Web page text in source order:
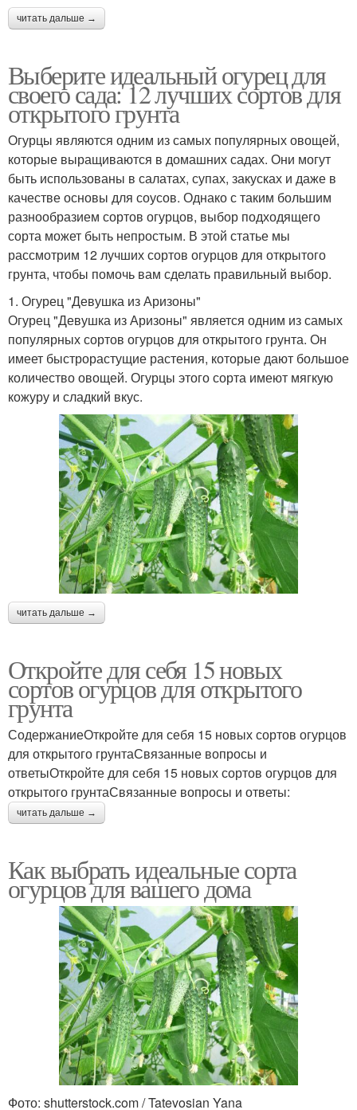
читать дальше →
Выберите идеальный огурец для
своего сада: 12 лучших сортов для
открытого грунта
Огурцы являются одним из самых популярных овощей,
которые выращиваются в домашних садах. Они могут
быть использованы в салатах, супах, закусках и даже в
качестве основы для соусов. Однако с таким большим
разнообразием сортов огурцов, выбор подходящего
сорта может быть непростым. В этой статье мы
рассмотрим 12 лучших сортов огурцов для открытого
грунта, чтобы помочь вам сделать правильный выбор.
1. Огурец "Девушка из Аризоны"
Огурец "Девушка из Аризоны" является одним из самых
популярных сортов огурцов для открытого грунта. Он
имеет быстрорастущие растения, которые дают большое
количество овощей. Огурцы этого сорта имеют мягкую
кожуру и сладкий вкус.
читать дальше →
Откройте для себя 15 новых
сортов огурцов для открытого
грунта
СодержаниеОткройте для себя 15 новых сортов огурцов
для открытого грунтаСвязанные вопросы и
ответыОткройте для себя 15 новых сортов огурцов для
открытого грунтаСвязанные вопросы и ответы:
читать дальше →
Как выбрать идеальные сорта
огурцов для вашего дома
Фото: shutterstock.com / Tatevosian Yana